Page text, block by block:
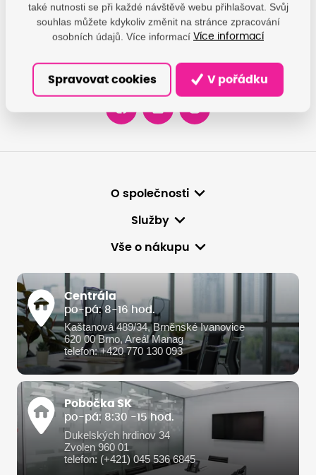
info@damedis.cz
+420 770 130 093
po-pá: 8-16 h.
O společnosti
Služby
Vše o nákupu
Centrála
po-pá: 8-16 hod.
Kaštanová 489/34, Brněnské Ivanovice
620 00 Brno, Areál Manag
telefon: +420 770 130 093
Pobočka SK
po-pá: 8:30 -15 hod.
Dukelských hrdinov 34
Zvolen 960 01
telefon: (+421) 045 536 6845
také nutnosti se při každé návštěvě webu přihlašovat. Svůj
souhlas můžete kdykoliv změnit na stránce zpracování
osobních údajů. Více informací Více informací
Spravovat cookies V pořádku